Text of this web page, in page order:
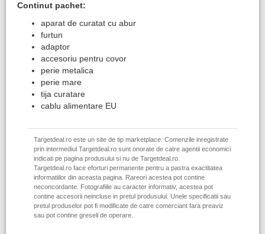
Continut pachet:
aparat de curatat cu abur
furtun
adaptor
accesoriu pentru covor
perie metalica
perie mare
tija curatare
cablu alimentare EU
Targetdeal.ro este un site de tip marketplace. Comenzile inregistrate
prin intermediul Targetdeal.ro sunt onorate de catre agentii economici
indicati pe pagina produsului si nu de Targetdeal.ro.
Targetdeal.ro face eforturi permanente pentru a pastra exactitatea
informatiilor din aceasta pagina. Rareori acestea pot contine
neconcordante. Fotografiile au caracter informativ, acestea pot
contine accesorii neincluse in pretul produsului. Unele specificatii sau
pretul produselor pot fi modificate de catre comerciant fara preaviz
sau pot contine greseli de operare.